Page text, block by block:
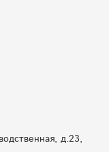
д.23,